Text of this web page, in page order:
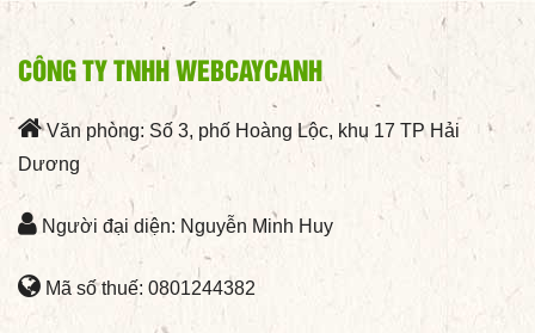
CÔNG TY TNHH WEBCAYCANH
Văn phòng: Số 3, phố Hoàng Lộc, khu 17 TP Hải
Dương
Người đại diện: Nguyễn Minh Huy
Mã số thuế: 0801244382